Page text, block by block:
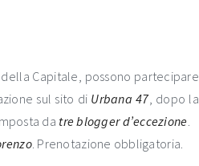
Capitale, possono partecipare
sul sito di Urbana 47, dopo la
da trebloggerd’eccezione.
. Prenotazione obbligatoria.